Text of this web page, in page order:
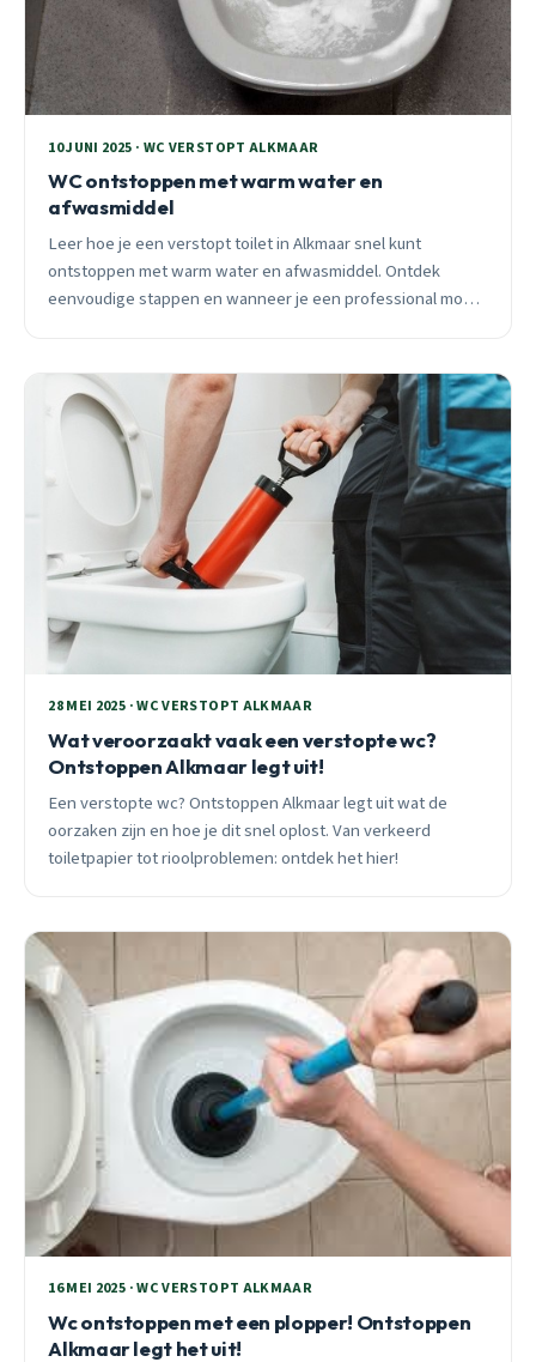
10 JUNI 2025 · WC VERSTOPT ALKMAAR
WC ontstoppen met warm water en
afwasmiddel
Leer hoe je een verstopt toilet in Alkmaar snel kunt
ontstoppen met warm water en afwasmiddel. Ontdek
eenvoudige stappen en wanneer je een professional moet
28 MEI 2025 · WC VERSTOPT ALKMAAR
Wat veroorzaakt vaak een verstopte wc?
Ontstoppen Alkmaar legt uit!
Een verstopte wc? Ontstoppen Alkmaar legt uit wat de
oorzaken zijn en hoe je dit snel oplost. Van verkeerd
toiletpapier tot rioolproblemen: ontdek het hier!
16 MEI 2025 · WC VERSTOPT ALKMAAR
Wc ontstoppen met een plopper! Ontstoppen
Alkmaar legt het uit!